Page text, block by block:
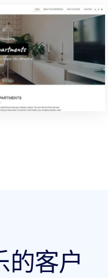
的客户